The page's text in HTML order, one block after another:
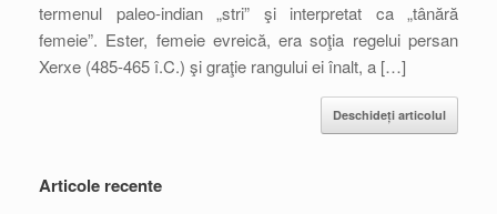
termenul paleo-indian „stri” şi interpretat ca „tânără
femeie”. Ester, femeie evreică, era soţia regelui persan
Xerxe (485-465 î.C.) şi graţie rangului ei înalt, a […]
Deschideți articolul
Articole recente